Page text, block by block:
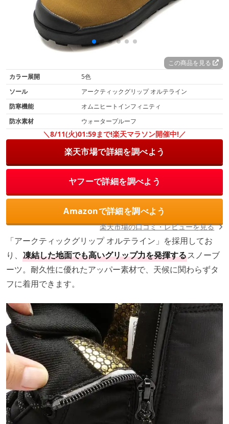
この商品を見る
カラー展開
5色
ソール
アークティックグリップ オルテライン
防寒機能
オムニヒートインフィニティ
防水素材
ウォータープルーフ
＼8/11(火)01:59まで!楽天マラソン開催中!／
楽天市場で詳細を調べよう
ヤフーで詳細を調べよう
Amazonで詳細を調べよう
「アークティックグリップ オルテライン」を採用してお
り、 凍結した地面でも高いグリップ力を発揮するスノーブ
ーツ。耐久性に優れたアッパー素材で、天候に関わらずタ
フに着用できます。
楽天市場の口コミ・レビューを見る